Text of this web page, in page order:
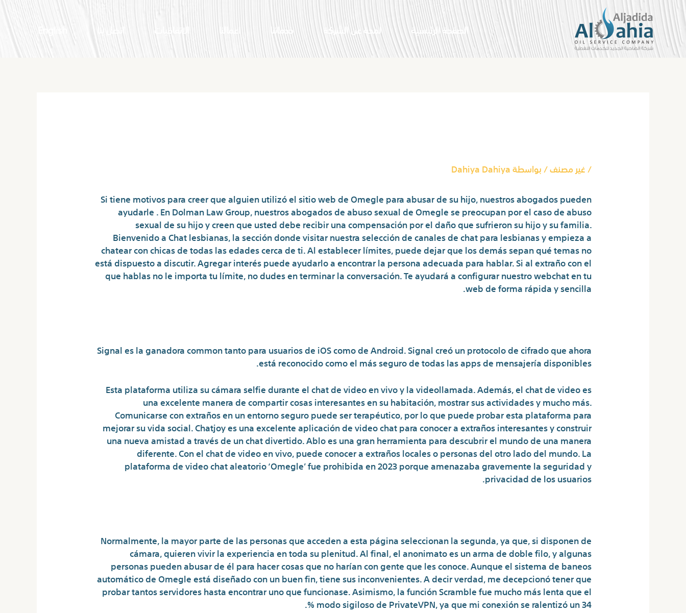
تخطي
إلى
المحتوى الصفحة الرئيسية لمحة عن الشركة خدماتنا اعمالنا الاتفاقيات اتصل بنا English
/غير مصنف/ بواسطةDahiya Dahiya
Si tiene motivos para creer que alguien utilizó el sitio web de Omegle para abusar de su hijo, nuestros abogados pueden
ayudarle . En Dolman Law Group, nuestros abogados de abuso sexual de Omegle se preocupan por el caso de abuso
sexual de su hijo y creen que usted debe recibir una compensación por el daño que sufrieron su hijo y su familia.
Bienvenido a Chat lesbianas, la sección donde visitar nuestra selección de canales de chat para lesbianas y empieza a
chatear con chicas de todas las edades cerca de ti. Al establecer límites, puede dejar que los demás sepan qué temas no
está dispuesto a discutir. Agregar interés puede ayudarlo a encontrar la persona adecuada para hablar. Si al extraño con el
que hablas no le importa tu límite, no dudes en terminar la conversación. Te ayudará a configurar nuestro webchat en tu
web de forma rápida y sencilla.
Signal es la ganadora common tanto para usuarios de iOS como de Android. Signal creó un protocolo de cifrado que ahora
está reconocido como el más seguro de todas las apps de mensajería disponibles.
Esta plataforma utiliza su cámara selfie durante el chat de video en vivo y la videollamada. Además, el chat de video es
una excelente manera de compartir cosas interesantes en su habitación, mostrar sus actividades y mucho más.
Comunicarse con extraños en un entorno seguro puede ser terapéutico, por lo que puede probar esta plataforma para
mejorar su vida social. Chatjoy es una excelente aplicación de video chat para conocer a extraños interesantes y construir
una nueva amistad a través de un chat divertido. Ablo es una gran herramienta para descubrir el mundo de una manera
diferente. Con el chat de video en vivo, puede conocer a extraños locales o personas del otro lado del mundo. La
plataforma de video chat aleatorio ‘Omegle’ fue prohibida en 2023 porque amenazaba gravemente la seguridad y
privacidad de los usuarios.
Normalmente, la mayor parte de las personas que acceden a esta página seleccionan la segunda, ya que, si disponen de
cámara, quieren vivir la experiencia en toda su plenitud. Al final, el anonimato es un arma de doble filo, y algunas
personas pueden abusar de él para hacer cosas que no harían con gente que les conoce. Aunque el sistema de baneos
automático de Omegle está diseñado con un buen fin, tiene sus inconvenientes. A decir verdad, me decepcionó tener que
probar tantos servidores hasta encontrar uno que funcionase. Asimismo, la función Scramble fue mucho más lenta que el
modo sigiloso de PrivateVPN, ya que mi conexión se ralentizó un 34 %.